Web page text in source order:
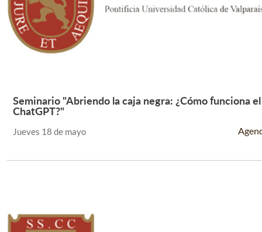
Leer Más +
Seminario "Abriendo la caja negra: ¿Cómo funciona el
ChatGPT?"
Jueves 18 de mayo